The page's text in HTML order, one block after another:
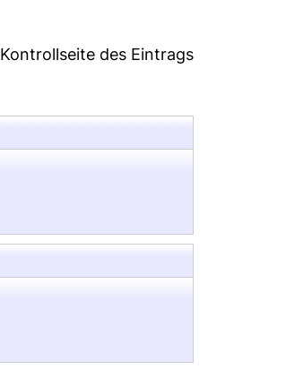
Kontrollseite des Eintrags